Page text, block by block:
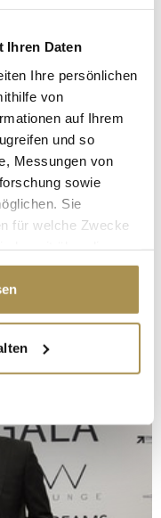
Ihren Daten
Ihre persönlichen
von
auf Ihrem
und so
Messungen von
sowie
Sie
für welche Zwecke
auf das Privacy
Lage
Meter genau sein
identifizieren
persönlichen Daten
Präferenzen im